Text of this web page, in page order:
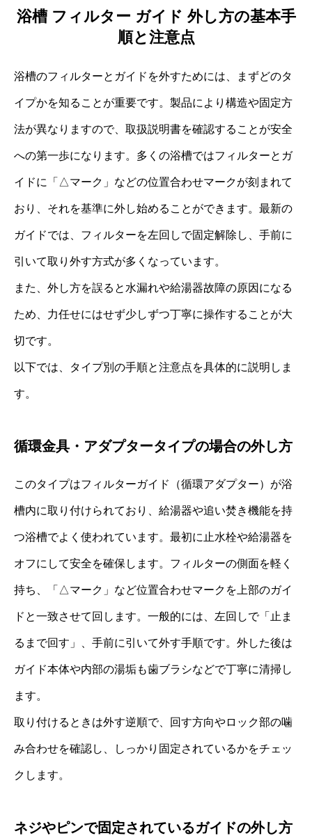
浴槽 フィルター ガイド 外し方の基本手
順と注意点
浴槽のフィルターとガイドを外すためには、まずどのタ
イプかを知ることが重要です。製品により構造や固定方
法が異なりますので、取扱説明書を確認することが安全
への第一歩になります。多くの浴槽ではフィルターとガ
イドに「△マーク」などの位置合わせマークが刻まれて
おり、それを基準に外し始めることができます。最新の
ガイドでは、フィルターを左回しで固定解除し、手前に
引いて取り外す方式が多くなっています。
また、外し方を誤ると水漏れや給湯器故障の原因になる
ため、力任せにはせず少しずつ丁寧に操作することが大
切です。
以下では、タイプ別の手順と注意点を具体的に説明しま
す。
循環金具・アダプタータイプの場合の外し方
このタイプはフィルターガイド（循環アダプター）が浴
槽内に取り付けられており、給湯器や追い焚き機能を持
つ浴槽でよく使われています。最初に止水栓や給湯器を
オフにして安全を確保します。フィルターの側面を軽く
持ち、「△マーク」など位置合わせマークを上部のガイ
ドと一致させて回します。一般的には、左回しで「止ま
るまで回す」、手前に引いて外す手順です。外した後は
ガイド本体や内部の湯垢も歯ブラシなどで丁寧に清掃し
ます。
取り付けるときは外す逆順で、回す方向やロック部の噛
み合わせを確認し、しっかり固定されているかをチェッ
クします。
ネジやピンで固定されているガイドの外し方